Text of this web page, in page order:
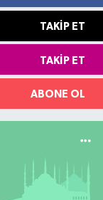
TAKIP ET
TAKIP ET
ABONE OL